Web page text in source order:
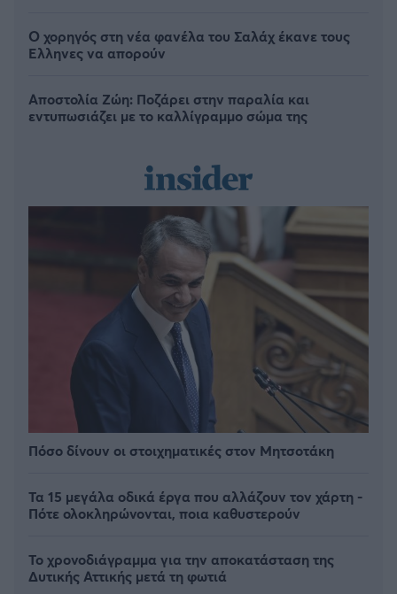
Ο χορηγός στη νέα φανέλα του Σαλάχ έκανε τους
Έλληνες να απορούν
Αποστολία Ζώη: Ποζάρει στην παραλία και
εντυπωσιάζει με το καλλίγραμμο σώμα της
Πόσο δίνουν οι στοιχηματικές στον Μητσοτάκη
Τα 15 μεγάλα οδικά έργα που αλλάζουν τον χάρτη -
Πότε ολοκληρώνονται, ποια καθυστερούν
Το χρονοδιάγραμμα για την αποκατάσταση της
Δυτικής Αττικής μετά τη φωτιά